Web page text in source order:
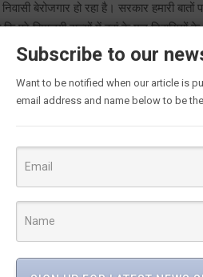
बेरोजगार हो रहा है। सरकार हमारी बातों
हिमालयी राज्यों में वहां के मूल निवासियों
के अधिकार सुरक्षित रहें और उस
का कानून लाना जरूरी हो गया है।
Subscribe to our
Want to be notified when our article is
email address and name below to be